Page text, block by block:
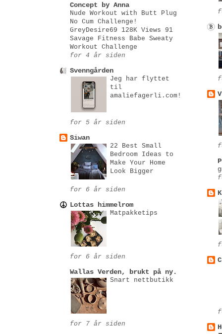
Concept by Anna
Nude Workout with Butt Plug
No Cum Challenge!
GreyDesire69 128K Views 91
Savage Fitness Babe Sweaty
Workout Challenge
for 4 år siden
Svenngården
Jeg har flyttet
til
amaliefagerli.com!
for 5 år siden
Siwan
22 Best Small
Bedroom Ideas tо
Make Your Home
Look Bigger
for 6 år siden
Lottas himmelrom
Matpakketips
for 6 år siden
Wallas Verden, brukt på ny.
Snart nettbutikk
for 7 år siden